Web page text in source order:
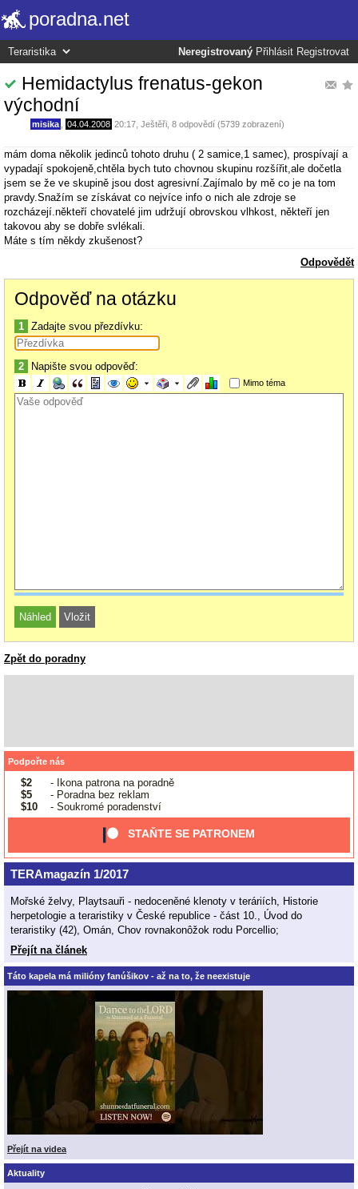
poradna.net
Neregistrovaný Přihlásit Registrovat
Hemidactylus frenatus-gekon
východní
misika 04.04.2008 20:17 Ještěři , 8 odpovědí (5739 zobrazení)
mám doma několik jedinců tohoto druhu ( 2 samice,1 samec), prospívají a
vypadají spokojeně,chtěla bych tuto chovnou skupinu rozšířit,ale dočetla
jsem se že ve skupině jsou dost agresivní.Zajímalo by mě co je na tom
pravdy.Snažím se získávat co nejvíce info o nich ale zdroje se
rozcházejí.někteří chovatelé jim udržují obrovskou vlhkost, někteří jen
takovou aby se dobře svlékali.
Máte s tím někdy zkušenost?
Odpovědět
Odpověď na otázku
1 Zadajte svou přezdívku:
2 Napište svou odpověď:
Mimo téma
Zpět do poradny
Podpořte nás
$2
- Ikona patrona na poradně
$5
- Poradna bez reklam
$10
- Soukromé poradenství
STAŇTE SE PATRONEM
TERAmagazín 1/2017
Mořské želvy, Playtsauři - nedoceněné klenoty v teráriích, Historie
herpetologie a teraristiky v České republice - část 10., Úvod do
teraristiky (42), Omán, Chov rovnakonôžok rodu Porcellio;
Přejít na článek
Táto kapela má milióny fanúšikov - až na to, že neexistuje
Přejít na videa
Aktuality